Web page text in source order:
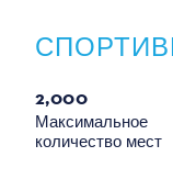
СПОРТ
Максимальное
количество мест
2,000